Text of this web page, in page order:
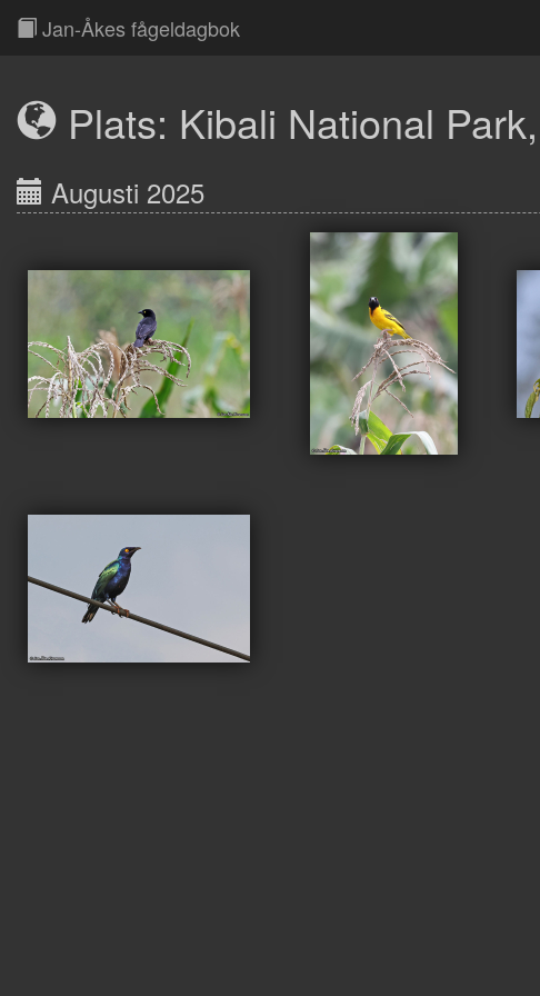
Jan-Åkes fågeldagbok
Plats: Kibali National Park,
Augusti 2025